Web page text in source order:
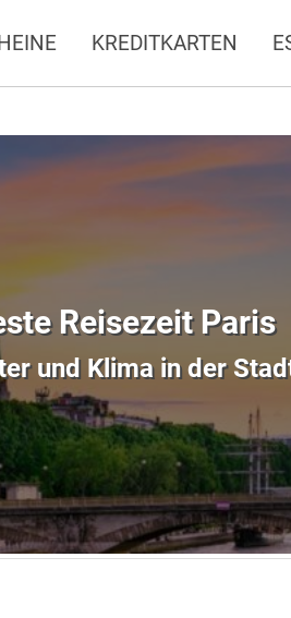
KREDITKARTEN
Reisezeit Paris
und Klima in der